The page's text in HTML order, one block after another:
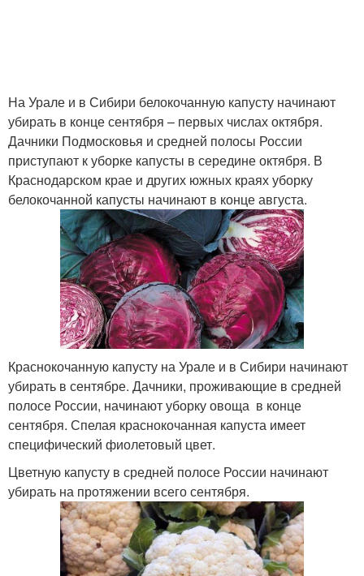
На Урале и в Сибири белокочанную капусту начинают
убирать в конце сентября – первых числах октября.
Дачники Подмосковья и средней полосы России
приступают к уборке капусты в середине октября. В
Краснодарском крае и других южных краях уборку
белокочанной капусты начинают в конце августа.
Краснокочанную капусту на Урале и в Сибири начинают
убирать в сентябре. Дачники, проживающие в средней
полосе России, начинают уборку овоща в конце
сентября. Спелая краснокочанная капуста имеет
специфический фиолетовый цвет.
Цветную капусту в средней полосе России начинают
убирать на протяжении всего сентября.